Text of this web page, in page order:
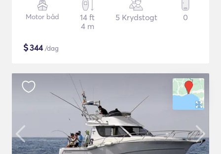
Motor båd
14 ft
4 m
5 Krydstogt 0
$344/dag